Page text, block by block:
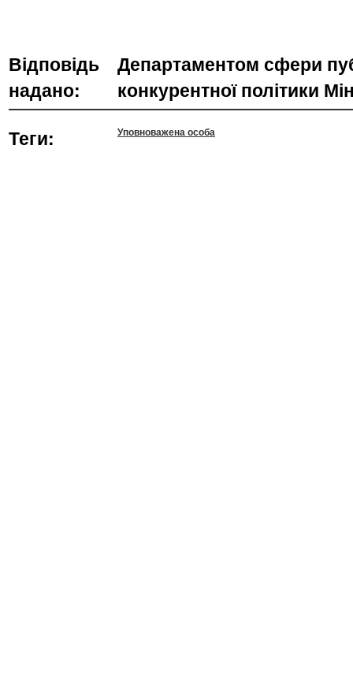
Відповідь
надано:
Департаментом сфери
конкурентної політики
Теги:
Уповноважена особа